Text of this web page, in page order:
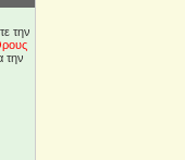
την
την